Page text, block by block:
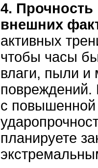
4. Прочность
внешних
активных
чтобы часы
влаги, пыли и
с
планируете